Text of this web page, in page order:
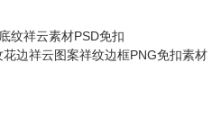
纹祥云素材PSD免扣
边祥云图案祥纹边框PNG免扣素材